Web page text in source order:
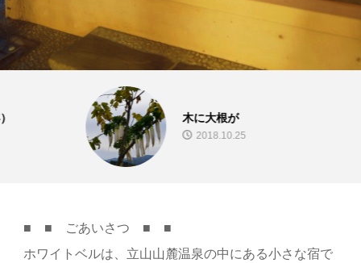
木に大根が
2018.10.25
■ ■ ごあいさつ ■ ■
ホワイトベルは、立山山麓温泉の中にある小さな宿で